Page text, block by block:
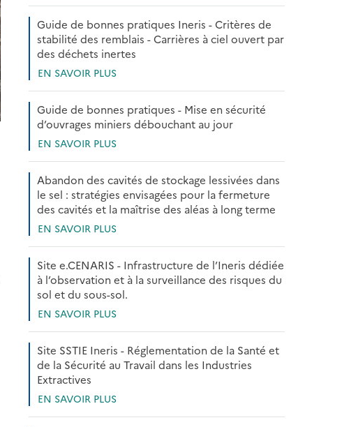
Guide de bonnes pratiques Ineris - Critères de
stabilité des remblais - Carrières à ciel ouvert par
des déchets inertes
EN SAVOIR PLUS
Guide de bonnes pratiques - Mise en sécurité
d’ouvrages miniers débouchant au jour
EN SAVOIR PLUS
Abandon des cavités de stockage lessivées dans
le sel : stratégies envisagées pour la fermeture
des cavités et la maîtrise des aléas à long terme
EN SAVOIR PLUS
Site e.CENARIS - Infrastructure de l’Ineris dédiée
à l’observation et à la surveillance des risques du
sol et du sous-sol.
EN SAVOIR PLUS
Site SSTIE Ineris - Réglementation de la Santé et
de la Sécurité au Travail dans les Industries
Extractives
EN SAVOIR PLUS